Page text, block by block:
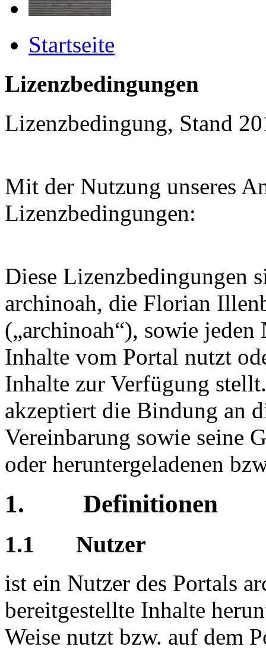
Startseite
Lizenzbedingungen
Lizenzbedingung, Stand
Mit der Nutzung unseres
Lizenzbedingungen:
Diese Lizenzbedingungen
archinoah, die Florian
(„archinoah“), sowie
Inhalte vom Portal nutzt
Inhalte zur Verfügung
akzeptiert die Bindung an
Vereinbarung sowie seine
oder heruntergeladenen
1. Definitionen
1.1 Nutzer
ist ein Nutzer des Portals
bereitgestellte Inhalte
Weise nutzt bzw. auf dem